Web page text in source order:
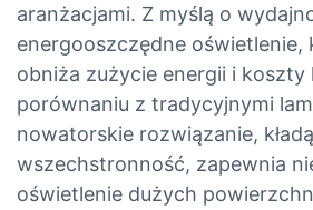
aranżacjami. Z myślą o
energooszczędne oświetlenie,
obniża zużycie energii i koszty
porównaniu z tradycyjnymi
nowatorskie rozwiązanie,
wszechstronność, zapewnia
oświetlenie dużych